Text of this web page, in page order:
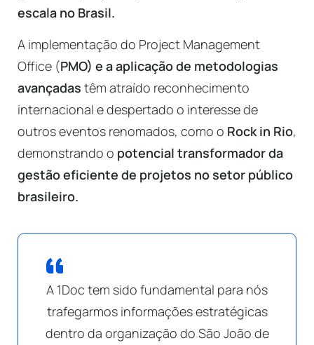
escala no Brasil.
A implementação do Project Management
Office (PMO) e a aplicação de metodologias
avançadas têm atraído reconhecimento
internacional e despertado o interesse de
outros eventos renomados, como o Rock in Rio,
demonstrando o potencial transformador da
gestão eficiente de projetos no setor público
brasileiro.
A 1Doc tem sido fundamental para nós
trafegarmos informações estratégicas
dentro da organização do São João de